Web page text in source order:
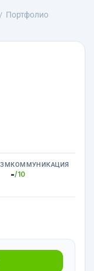
Портфолио
КОММУНИКАЦИЯ
-/10